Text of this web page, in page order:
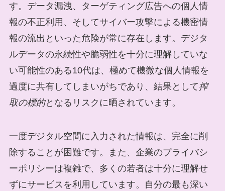
す。データ漏洩、ターゲティング広告への個人情
報の不正利用、そしてサイバー攻撃による機密情
報の流出といった危険が常に存在します。デジタ
ルデータの永続性や脆弱性を十分に理解していな
い可能性のある10代は、極めて機微な個人情報を
過度に共有してしまいがちであり、結果として搾
取の標的となるリスクに晒されています。
一度デジタル空間に入力された情報は、完全に削
除することが困難です。また、企業のプライバシ
ーポリシーは複雑で、多くの若者は十分に理解せ
ずにサービスを利用しています。自分の最も深い